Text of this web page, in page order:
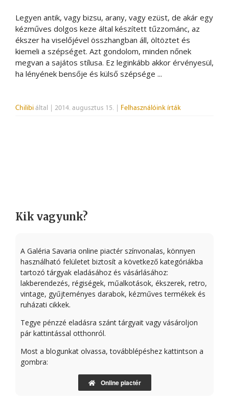
Legyen antik, vagy bizsu, arany, vagy ezüst, de akár egy
kézműves dolgos keze által készített tűzzománc, az
ékszer ha viselőjével összhangban áll, öltöztet és
kiemeli a szépséget. Azt gondolom, minden nőnek
megvan a sajátos stílusa. Ez leginkább akkor érvényesül,
ha lényének bensője és külső szépsége ...
Chilibiáltal | 2014. augusztus 15. | Felhasználóink írták
Kik vagyunk?
A Galéria Savaria online piactér színvonalas, könnyen
használható felületet biztosít a következő kategóriákba
tartozó tárgyak eladásához és vásárlásához:
lakberendezés, régiségek, műalkotások, ékszerek, retro,
vintage, gyűjteményes darabok, kézműves termékek és
ruházati cikkek.
Tegye pénzzé eladásra szánt tárgyait vagy vásároljon
pár kattintással otthonról.
Most a blogunkat olvassa, továbblépéshez kattintson a
gombra:
Online piactér